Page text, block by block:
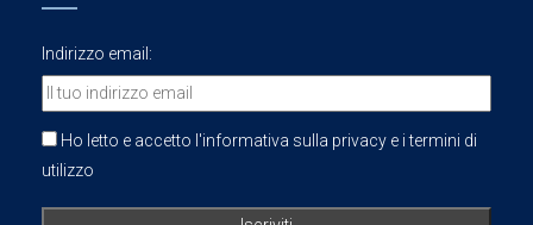
Indirizzo email:
Ho letto e accetto l'informativa sulla privacy e i termini di
utilizzo